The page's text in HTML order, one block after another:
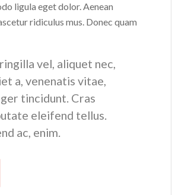
ligula eget dolor. Aenean
ridiculus mus. Donec quam
vel, aliquet nec,
a, venenatis vitae,
tincidunt. Cras
eleifend tellus.
ac, enim.